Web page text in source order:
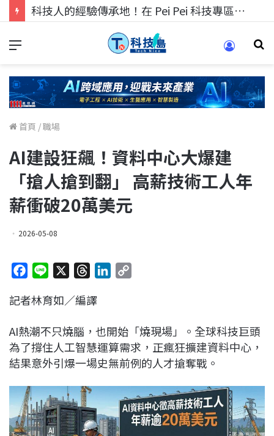
科技人的經驗傳承地！在 Pei Pei 科技專區，與學弟妹交流最硬核的技術
首頁 /職場
AI建設狂飆！資料中心大爆建
「搶人搶到翻」 高薪技術工人年
薪衝破20萬美元
2026-05-08
c
b
o
o
n
r
a
d
s
e
d
I
L
i
n
記者林育如／編譯
AI熱潮不只燒腦，也開始「燒現場」。全球科技巨頭
為了撐住人工智慧運算需求，正瘋狂擴建資料中心，
結果意外引爆一場史無前例的人才搶奪戰。